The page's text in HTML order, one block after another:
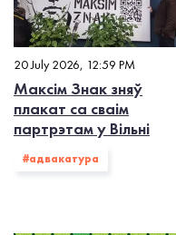
20 July 2026, 12:59 PM
Максім Знак зняў
плакат са сваім
партрэтам у Вільні
#адвакатура